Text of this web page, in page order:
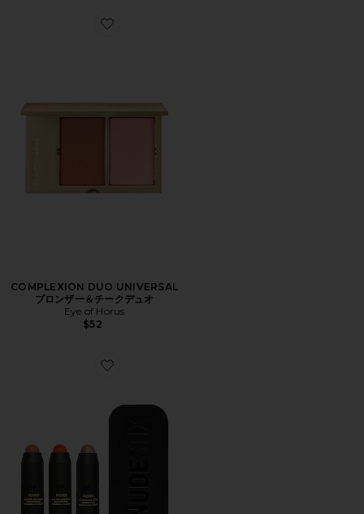
Favorite COMPLEXION DUO UNIVERSAL ブロンザー
COMPLEXION DUO UNIVERSAL
ブロンザー＆チークデュオ
Eye of Horus
$52
Favorite BEACHY キット